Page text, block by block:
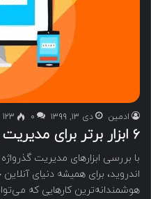
ادمین دی ۱۳, ۱۳۹۹ ۰ 123
۶ ابزار برتر برای مدیریت پسورد
با بررسی ابزارهای مدیریت
اندروید، برای همیشه دنیای
هوشمندانه‌ترین کارهایی که